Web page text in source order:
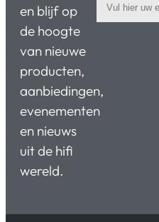
en blijf op
de hoogte
van nieuwe
producten,
aanbiedingen,
evenementen
en nieuws
uit de hifi
wereld.